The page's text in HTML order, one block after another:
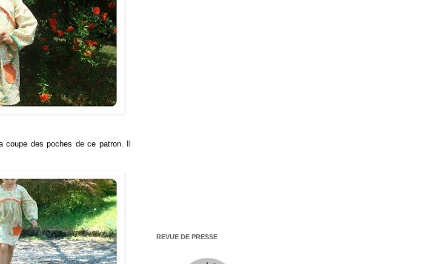
coupe des poches de ce patron. Il
REVUE DE PRESSE